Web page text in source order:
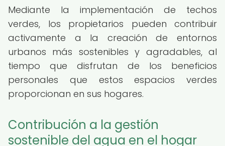
Mediante la implementación de techos
verdes, los propietarios pueden contribuir
activamente a la creación de entornos
urbanos más sostenibles y agradables, al
tiempo que disfrutan de los beneficios
personales que estos espacios verdes
proporcionan en sus hogares.
Contribución a la gestión
sostenible del agua en el hogar